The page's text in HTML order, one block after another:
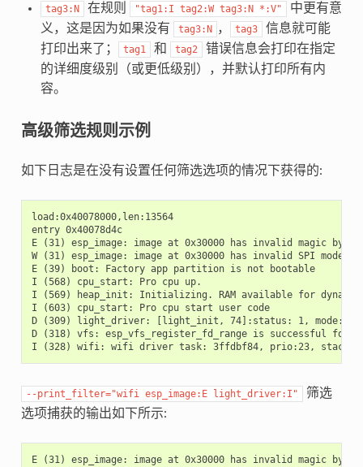
tag3:N 在规则 "tag1:I tag2:W tag3:N *:V"
中更有意
义，这是因为如果没有
tag3:N ， tag3
信息就可能
打印出来了；
tag1 和 tag2
错误信息会打印在指定
的详细度级别（或更低级别），并默认打印所有内
容。
高级筛选规则示例
如下日志是在没有设置任何筛选选项的情况下获得的:
load:0x40078000,len:13564
entry 0x40078d4c
E (31) esp_image: image at 0x30000 has invalid magic byte
W (31) esp_image: image at 0x30000 has invalid SPI mode
E (39) boot: Factory app partition is not bootable
I (568) cpu_start: Pro cpu up.
I (569) heap_init: Initializing. RAM available for
I (603) cpu_start: Pro cpu start user code
D (309) light_driver: [light_init, 74]:status: 1, mode: 2
D (318) vfs: esp_vfs_register_fd_range is successful for
--print_filter="wifi esp_image:E light_driver:I"
筛选
选项捕获的输出如下所示:
E (31) esp_image: image at 0x30000 has invalid magic byte